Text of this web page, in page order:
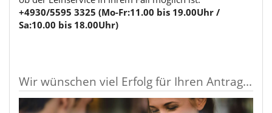
+4930/5595 3325 (Mo-Fr:11.00 bis 19.00Uhr /
Sa:10.00 bis 18.00Uhr)
Wir wünschen viel Erfolg für Ihren Antrag...